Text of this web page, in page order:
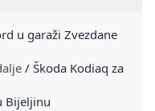
u garaži Zvezdane
/ Škoda Kodiaq za
Bijeljinu